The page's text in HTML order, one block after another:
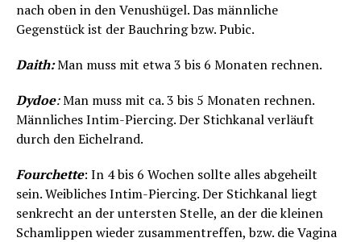
nach oben in den Venushügel. Das männliche
Gegenstück ist der Bauchring bzw. Pubic.
Daith:Man muss mit etwa 3 bis 6 Monaten rechnen.
Dydoe:Man muss mit ca. 3 bis 5 Monaten rechnen.
Männliches Intim-Piercing. Der Stichkanal verläuft
durch den Eichelrand.
Fourchette: In 4 bis 6 Wochen sollte alles abgeheilt
sein. Weibliches Intim-Piercing. Der Stichkanal liegt
senkrecht an der untersten Stelle, an der die kleinen
Schamlippen wieder zusammentreffen, bzw. die Vagina